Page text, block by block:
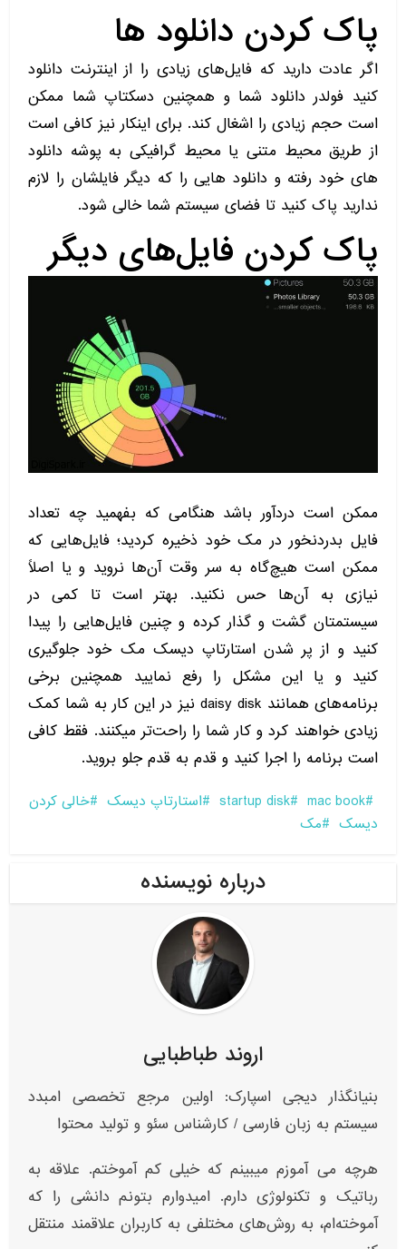
پاک کردن دانلود ها
اگر عادت دارید که فایل‌های زیادی را از اینترنت دانلود
کنید فولدر دانلود شما و همچنین دسکتاپ شما ممکن
است حجم زیادی را اشغال کند. برای اینکار نیز کافی است
از طریق محیط متنی یا محیط گرافیکی به پوشه دانلود
های خود رفته و دانلود هایی را که دیگر فایلشان را لازم
ندارید پاک کنید تا فضای سیستم شما خالی شود.
پاک کردن فایل‌های دیگر
ممکن است دردآور باشد هنگامی که بفهمید چه تعداد
فایل بدردنخور در مک خود ذخیره کردید؛ فایل‌هایی که
ممکن است هیچ‌گاه به سر وقت آن‌ها نروید و یا اصلاً
نیازی به آن‌ها حس نکنید. بهتر است تا کمی در
سیستمتان گشت و گذار کرده و چنین فایل‌هایی را پیدا
کنید و از پر شدن استارتاپ دیسک مک خود جلوگیری
کنید و یا این مشکل را رفع نمایید همچنین برخی
برنامه‌های همانند daisy disk نیز در این کار به شما کمک
زیادی خواهند کرد و کار شما را راحت‌تر میکنند. فقط کافی
است برنامه را اجرا کنید و قدم به قدم جلو بروید.
mac book
startup disk استارتاپ دیسک
خالی کردن
دیسک
مک
درباره نویسنده
اروند طباطبایی
بنیانگذار دیجی اسپارک: اولین مرجع تخصصی امبدد
سیستم به زبان فارسی / کارشناس سئو و تولید محتوا
هرچه می آموزم میبینم که خیلی کم آموختم. علاقه به
رباتیک و تکنولوژی دارم. امیدوارم بتونم دانشی را که
آموخته‌ام، به روش‌های مختلفی به کاربران علاقمند منتقل